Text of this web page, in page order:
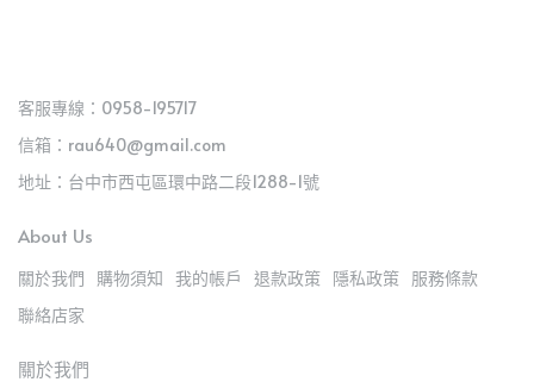
客服專線：0958-195717
信箱：rau640@gmail.com
地址：台中市西屯區環中路二段1288-1號
About Us
關於我們 購物須知 我的帳戶 退款政策 隱私政策 服務條款
聯絡店家
關於我們